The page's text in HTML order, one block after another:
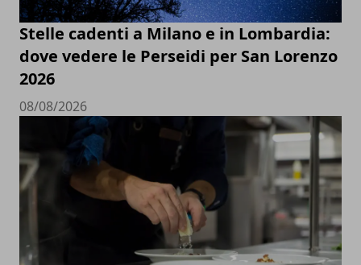
Stelle cadenti a Milano e in Lombardia:
dove vedere le Perseidi per San Lorenzo
2026
08/08/2026